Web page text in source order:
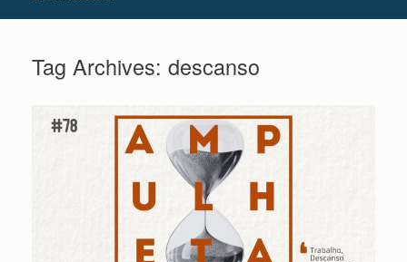
Tag Archives: descanso